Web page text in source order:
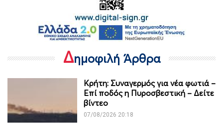
Δημοφιλή Άρθρα
Κρήτη: Συναγερμός για νέα φωτιά –
Επί ποδός η Πυροσβεστική – Δείτε
βίντεο
07/08/2026 20:18